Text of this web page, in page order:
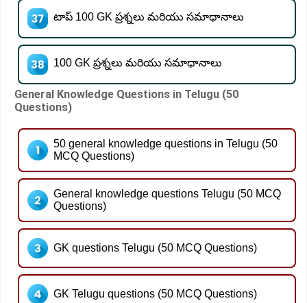
టాప్ 100 GK ప్రశ్నలు మరియు సమాధానాలు
100 GK ప్రశ్నలు మరియు సమాధానాలు
General Knowledge Questions in Telugu (50
Questions)
50 general knowledge questions in Telugu (50
MCQ Questions)
General knowledge questions Telugu (50 MCQ
Questions)
GK questions Telugu (50 MCQ Questions)
GK Telugu questions (50 MCQ Questions)